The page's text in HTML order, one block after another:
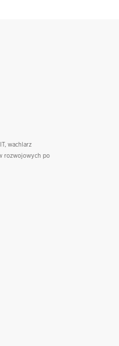
wachlarz
rozwojowych po